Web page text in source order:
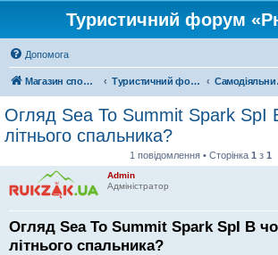
Туристичний форум
Допомога
Магазин спорядження Туристичний форум «Рюкзак»
Огляд Sea To Summit Spark SpI
літнього спальника?
1 повідомлення • Сторінка 1 з 1
Admin
Адміністратор
Огляд Sea To Summit Spark SpI В
літнього спальника?